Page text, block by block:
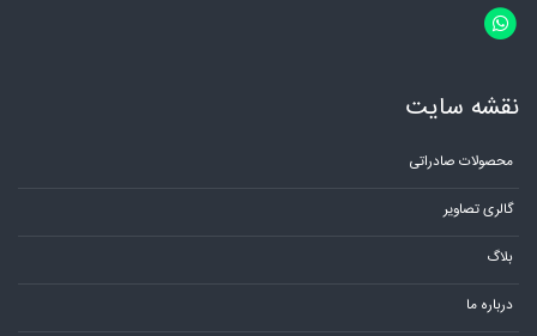
نقشه سایت
محصولات صادراتی
گالری تصاویر
بلاگ
درباره ما